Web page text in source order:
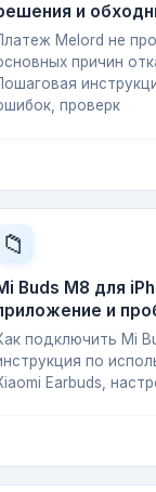
и
Melord не
причин
проверк
📁
Buds M8 для
и
подключить Mi
по
Earbuds,